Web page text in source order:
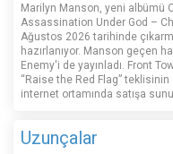
Marilyn Manson, yeni albümü
Assassination Under God –
Ağustos 2026 tarihinde
hazırlanıyor. Manson geçen
Enemy'i de yayınladı. Front
“Raise the Red Flag” teklisinin
internet ortamında satışa
Uzunçalar